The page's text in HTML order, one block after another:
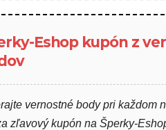
Eshop kupón z
vernostné body pri každom
zľavový kupón na Šperky-